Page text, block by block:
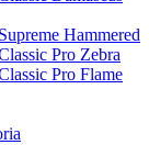
Hammered
Pro Zebra
Pro Flame